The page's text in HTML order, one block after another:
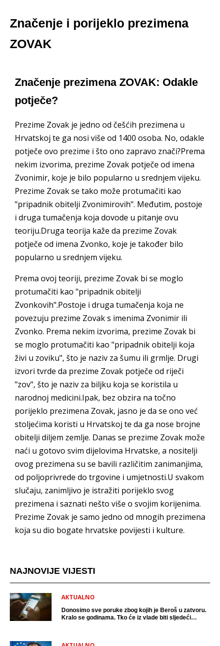
Značenje i porijeklo prezimena
ZOVAK
Značenje prezimena ZOVAK: Odakle
potječe?
Prezime Zovak je jedno od češćih prezimena u
Hrvatskoj te ga nosi više od 1400 osoba. No, odakle
potječe ovo prezime i što ono zapravo znači?Prema
nekim izvorima, prezime Zovak potječe od imena
Zvonimir, koje je bilo popularno u srednjem vijeku.
Prezime Zovak se tako može protumačiti kao
"pripadnik obitelji Zvonimirovih". Međutim, postoje
i druga tumačenja koja dovode u pitanje ovu
teoriju.Druga teorija kaže da prezime Zovak
potječe od imena Zvonko, koje je također bilo
popularno u srednjem vijeku.
Prema ovoj teoriji, prezime Zovak bi se moglo
protumačiti kao "pripadnik obitelji
Zvonkovih".Postoje i druga tumačenja koja ne
povezuju prezime Zovak s imenima Zvonimir ili
Zvonko. Prema nekim izvorima, prezime Zovak bi
se moglo protumačiti kao "pripadnik obitelji koja
živi u zoviku", što je naziv za šumu ili grmlje. Drugi
izvori tvrde da prezime Zovak potječe od riječi
"zov", što je naziv za biljku koja se koristila u
narodnoj medicini.Ipak, bez obzira na točno
porijeklo prezimena Zovak, jasno je da se ono već
stoljećima koristi u Hrvatskoj te da ga nose brojne
obitelji diljem zemlje. Danas se prezime Zovak može
naći u gotovo svim dijelovima Hrvatske, a nositelji
ovog prezimena su se bavili različitim zanimanjima,
od poljoprivrede do trgovine i umjetnosti.U svakom
slučaju, zanimljivo je istražiti porijeklo svog
prezimena i saznati nešto više o svojim korijenima.
Prezime Zovak je samo jedno od mnogih prezimena
koja su dio bogate hrvatske povijesti i kulture.
NAJNOVIJE VIJESTI
AKTUALNO
Donosimo sve poruke zbog kojih je Beroš u zatvoru.
Kralo se godinama. Tko će iz vlade biti sljedeći